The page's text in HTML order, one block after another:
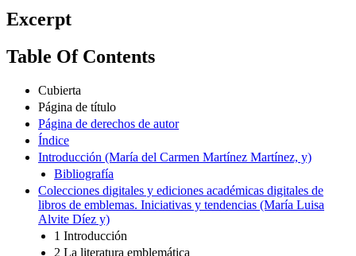
Excerpt
Table Of Contents
Cubierta
Página de título
Página de derechos de autor
Índice
Introducción (María del Carmen Martínez Martínez, y)
Bibliografía
Colecciones digitales y ediciones académicas digitales de
libros de emblemas. Iniciativas y tendencias (María Luisa
Alvite Díez y)
1 Introducción
2 La literatura emblemática